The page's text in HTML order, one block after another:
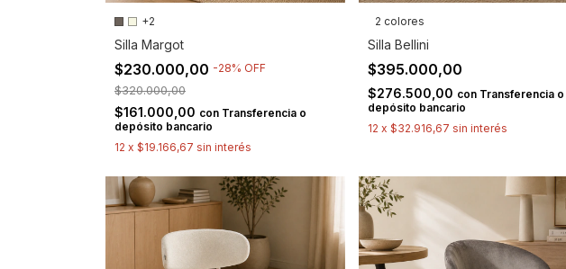
+2
Silla Margot
$230.000,00 -28% OFF
$320.000,00
$161.000,00 con Transferencia o
depósito bancario
12 x $19.166,67 sin interés
2 colores
Silla Bellini
$395.000,00
$276.500,00 con Transferencia o
depósito bancario
12 x$32.916,67 sin interés